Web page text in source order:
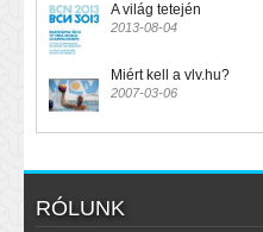
A világ tetején
2013-08-04
Miért kell a vlv.hu?
2007-03-06
RÓLUNK